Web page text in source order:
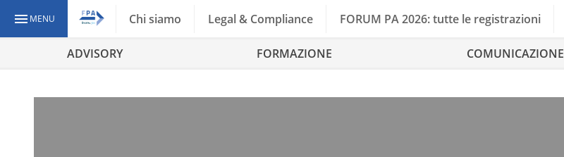
MENU Chi siamo Legal & Compliance FORUM PA 2026: tutte le registrazioni
ADVISORY FORMAZIONE COMUNICAZIONE